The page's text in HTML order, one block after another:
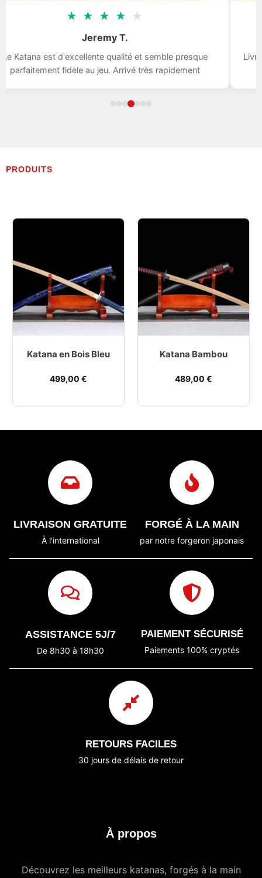
★ ★ ★ ★ ★
Jeremy T.
Katana est d'excellente qualité et semble presque
parfaitement fidèle au jeu. Arrivé très rapidement
PRODUITS
Katana en Bois Bleu
499,00 €
Katana Bambou
489,00 €
LIVRAISON GRATUITE
À l'international
FORGÉ À LA MAIN
par notre forgeron japonais
ASSISTANCE 5J/7
De 8h30 à 18h30
PAIEMENT SÉCURISÉ
Paiements 100% cryptés
RETOURS FACILES
30 jours de délais de retour
À propos
Découvrez les meilleurs katanas, forgés à la main